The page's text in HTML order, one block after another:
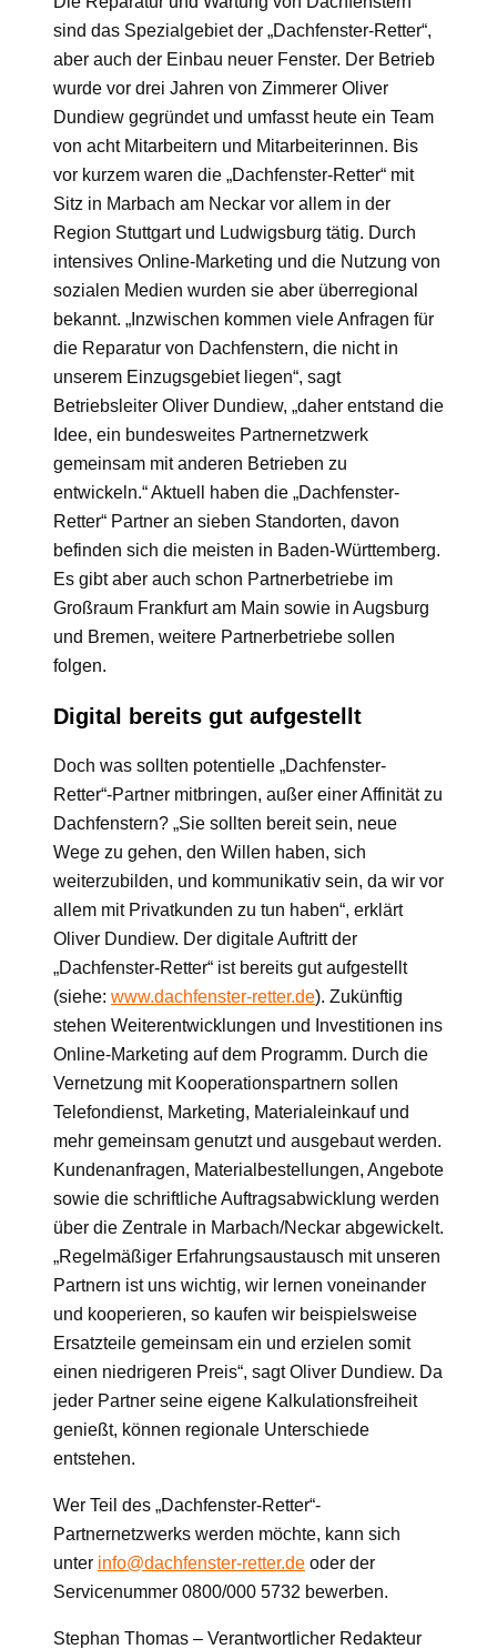
sind das Spezialgebiet der „Dachfenster-Retter“,
aber auch der Einbau neuer Fenster. Der Betrieb
wurde vor drei Jahren von Zimmerer Oliver
Dundiew gegründet und umfasst heute ein Team
von acht Mitarbeitern und Mitarbeiterinnen. Bis
vor kurzem waren die „Dachfenster-Retter“ mit
Sitz in Marbach am Neckar vor allem in der
Region Stuttgart und Ludwigsburg tätig. Durch
intensives Online-Marketing und die Nutzung von
sozialen Medien wurden sie aber überregional
bekannt. „Inzwischen kommen viele Anfragen für
die Reparatur von Dachfenstern, die nicht in
unserem Einzugsgebiet liegen“, sagt
Betriebsleiter Oliver Dundiew, „daher entstand die
Idee, ein bundesweites Partnernetzwerk
gemeinsam mit anderen Betrieben zu
entwickeln.“ Aktuell haben die „Dachfenster-
Retter“ Partner an sieben Standorten, davon
befinden sich die meisten in Baden-Württemberg.
Es gibt aber auch schon Partnerbetriebe im
Großraum Frankfurt am Main sowie in Augsburg
und Bremen, weitere Partnerbetriebe sollen
folgen.
Digital bereits gut aufgestellt
Doch was sollten potentielle „Dachfenster-
Retter“-Partner mitbringen, außer einer Affinität zu
Dachfenstern? „Sie sollten bereit sein, neue
Wege zu gehen, den Willen haben, sich
weiterzubilden, und kommunikativ sein, da wir vor
allem mit Privatkunden zu tun haben“, erklärt
Oliver Dundiew. Der digitale Auftritt der
„Dachfenster-Retter“ ist bereits gut aufgestellt
(siehe: www.dachfenster-retter.de). Zukünftig
stehen Weiterentwicklungen und Investitionen ins
Online-Marketing auf dem Programm. Durch die
Vernetzung mit Kooperationspartnern sollen
Telefondienst, Marketing, Materialeinkauf und
mehr gemeinsam genutzt und ausgebaut werden.
Kundenanfragen, Materialbestellungen, Angebote
sowie die schriftliche Auftragsabwicklung werden
über die Zentrale in Marbach/Neckar abgewickelt.
„Regelmäßiger Erfahrungsaustausch mit unseren
Partnern ist uns wichtig, wir lernen voneinander
und kooperieren, so kaufen wir beispielsweise
Ersatzteile gemeinsam ein und erzielen somit
einen niedrigeren Preis“, sagt Oliver Dundiew. Da
jeder Partner seine eigene Kalkulationsfreiheit
genießt, können regionale Unterschiede
entstehen.
Wer Teil des „Dachfenster-Retter“-
Partnernetzwerks werden möchte, kann sich
unter info@dachfenster-retter.de oder der
Servicenummer 0800/000 5732 bewerben.
Stephan Thomas – Verantwortlicher Redakteur